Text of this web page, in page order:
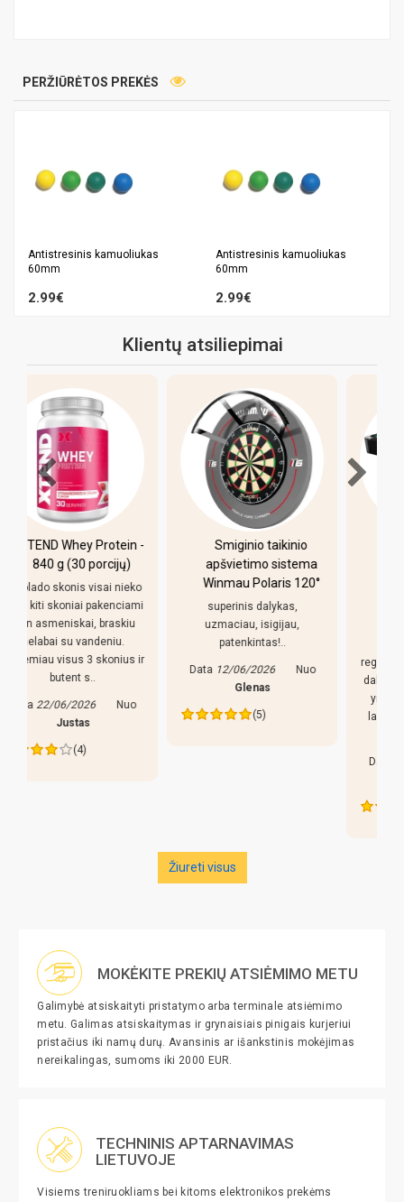
PERŽIŪRĖTOS PREKĖS
Antistresinis kamuoliukas
60mm
2.99€
Antistresinis kamuoliukas
60mm
2.99€
Klientų atsiliepimai
Smiginio taikinio
apšvietimo sistema
Winmau Polaris 120°
superinis dalykas,
uzmaciau, isigijau,
patenkintas!..
Data
Pulo stalas Bilaro
Winner 7 pėdų
(213x118cm) žalias
audinys su
komplektacija
Pirkiniu patenkintas,
reguliuojamso kojeles geras
dalykas, stalas nekliba. Bet
lazdos prastos, liaudiskai
Žiureti visus
MOKĖKITE PREKIŲ ATSIĖMIMO METU
Galimybė atsiskaityti pristatymo arba terminale atsiėmimo
metu. Galimas atsiskaitymas ir grynaisiais pinigais kurjeriui
pristačius iki namų durų. Avansinis ar išankstinis mokėjimas
nereikalingas, sumoms iki 2000 EUR.
TECHNINIS APTARNAVIMAS
LIETUVOJE
Visiems treniruokliams bei kitoms elektronikos prekėms